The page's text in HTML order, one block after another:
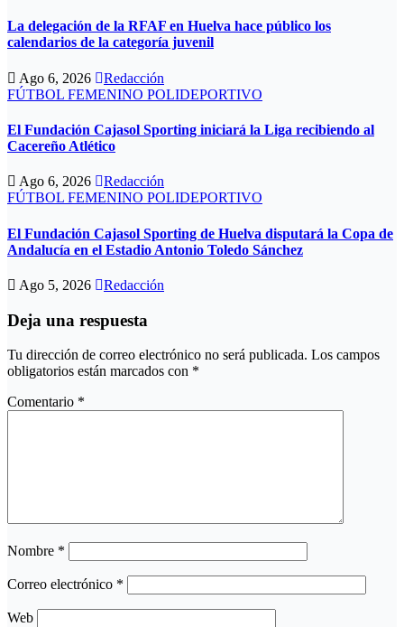
La delegación de la RFAF en Huelva hace público los
calendarios de la categoría juvenil
Ago 6, 2026
Redacción
FÚTBOL FEMENINO POLIDEPORTIVO
El Fundación Cajasol Sporting iniciará la Liga recibiendo al
Cacereño Atlético
Ago 6, 2026
Redacción
FÚTBOL FEMENINO POLIDEPORTIVO
El Fundación Cajasol Sporting de Huelva disputará la Copa de
Andalucía en el Estadio Antonio Toledo Sánchez
Ago 5, 2026 Redacción
Deja una respuesta
Tu dirección de correo electrónico no será publicada. Los campos
obligatorios están marcados con *
Comentario *
Nombre *
Correo electrónico *
Web